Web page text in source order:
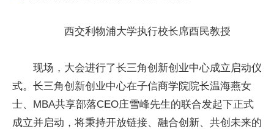
西交利物浦大学执行校长席酉民教授
现场，大会进行了长三角创新创业中心成立启动仪
式。长三角创新创业中心在子信商学院院长温海燕女
士、MBA共享部落CEO庄雪峰先生的联合发起下正式
成立并启动，将秉持开放链接、融合创新、共创未来的